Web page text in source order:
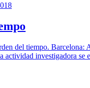
del tiempo. Barcelona:
actividad investigadora se